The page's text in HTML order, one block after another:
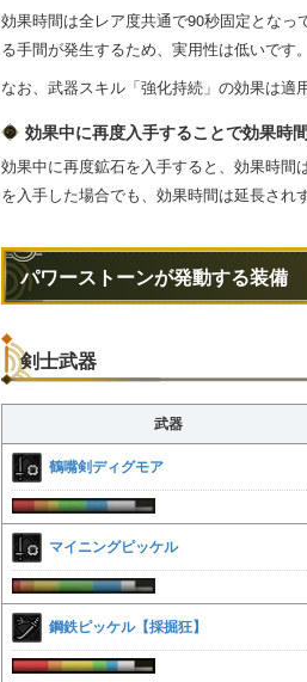
効果時間は全レア度共通で90秒固定とな
る手間が発生するため、実用性は低いです。
なお、武器スキル「強化持続」の効果は適
効果中に再度入手することで効果時
効果中に再度鉱石を入手すると、効果時間
を入手した場合でも、効果時間は延長され
パワーストーンが発動する装備
剣士武器
武器
鶴嘴剣ディグモア
マイニングピッケル
鋼鉄ピッケル【採掘狂】